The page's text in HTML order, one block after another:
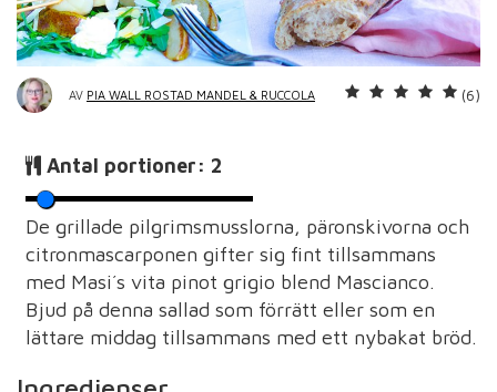
AV PIA WALL ROSTAD MANDEL & RUCCOLA (6)
Antal portioner: 2
De grillade pilgrimsmusslorna, päronskivorna och
citronmascarponen gifter sig fint tillsammans
med Masi´s vita pinot grigio blend Mascianco.
Bjud på denna sallad som förrätt eller som en
lättare middag tillsammans med ett nybakat bröd.